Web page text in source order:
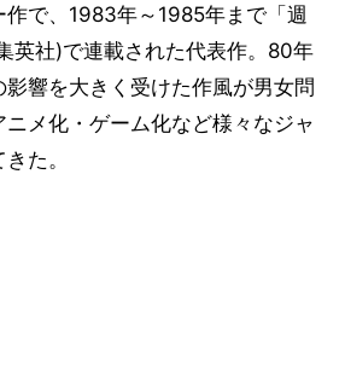
で、1983年～1985年まで「週
英社)で連載された代表作。80年
響を大きく受けた作風が男女問
メ化・ゲーム化など様々なジャ
た。